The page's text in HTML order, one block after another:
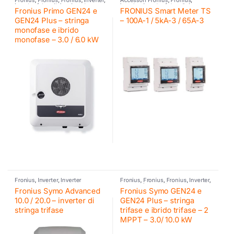
Inverter fotovoltaico Inverter
ibrido,Inverter residenziali
Fronius ,Retrofit
Fronius Primo GEN24 e
GEN24 Plus – stringa
monofase e ibrido
monofase – 3.0 / 6.0 kW
Inverter Inverter fotovoltaico
FRONIUS Smart Meter TS
– 100A-1 / 5kA-3 / 65A-3
Fronius, Inverter, Inverter
commerciali Fronius
fotovoltaico
Fronius Symo Advanced
10.0 / 20.0 – inverter di
stringa trifase
Fronius, Fronius, Fronius, Inverter,
Inverter fotovoltaico
ibrido,Inverter residenziali
Fronius ,Retrofit
Fronius Symo GEN24 e
GEN24 Plus – stringa
trifase e ibrido trifase – 2
MPPT – 3.0/ 10.0 kW